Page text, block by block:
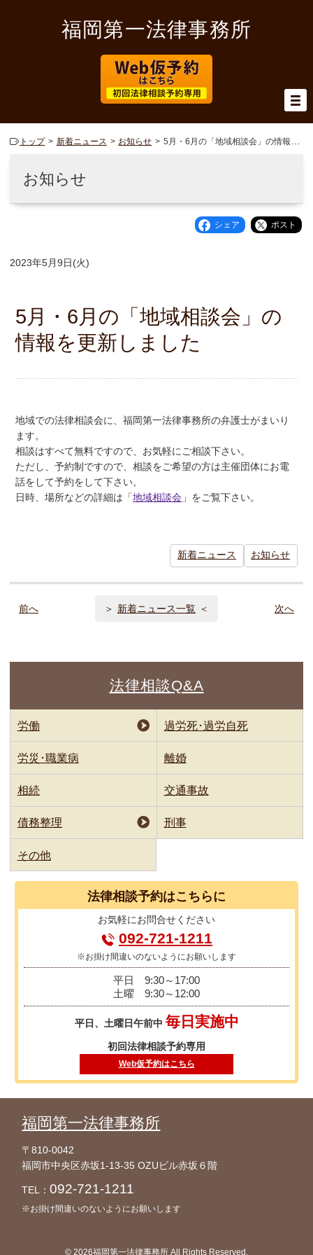
福岡第一法律事務所
トップ 新着ニュース お知らせ 5月・6月の「地域相談会」の情報を更新しました
お知らせ
シェア ポスト
2023年5月9日(火)
5月・6月の「地域相談会」の
情報を更新しました
地域での法律相談会に、福岡第一法律事務所の弁護士がまいり
ます。
相談はすべて無料ですので、お気軽にご相談下さい。
ただし、予約制ですので、相談をご希望の方は主催団体にお電
話をして予約をして下さい。
日時、場所などの詳細は「地域相談会 」をご覧下さい。
新着ニュース お知らせ
前へ 新着ニュース一覧 次へ
法律相談Q&A
労働 過労死･過労自死
労災･職業病 離婚
相続 交通事故
債務整理 刑事
その他
法律相談予約はこちらに
お気軽にお問合せください
092-721-1211
※お掛け間違いのないようにお願いします
平日
9:30～17:00
土曜
9:30～12:00
平日、土曜日午前中 毎日実施中
初回法律相談予約専用
Web仮予約はこちら
福岡第一法律事務所
〒810-0042
福岡市中央区赤坂1-13-35 OZUビル赤坂６階
TEL：092-721-1211
※お掛け間違いのないようにお願いします
© 2026福岡第一法律事務所 All Rights Reserved.